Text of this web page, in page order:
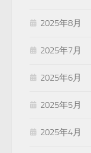
2025年8月
2025年7月
2025年6月
2025年5月
2025年4月